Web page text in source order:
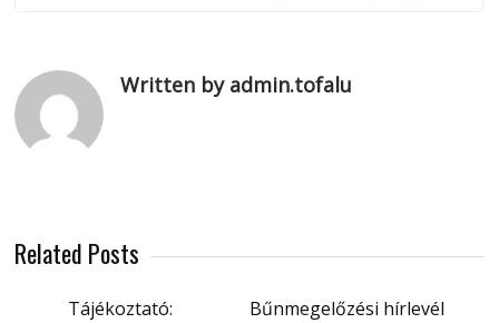
Written by admin.tofalu
Related Posts
Tájékoztató:
Bűnmegelőzési hírlevél